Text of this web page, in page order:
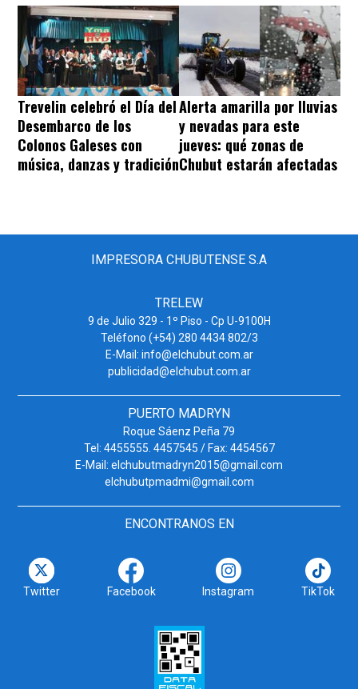
Trevelin celebró el Día del
Desembarco de los
Colonos Galeses con
música, danzas y tradición
Alerta amarilla por lluvias
y nevadas para este
jueves: qué zonas de
Chubut estarán afectadas
IMPRESORA CHUBUTENSE S.A
TRELEW
9 de Julio 329 - 1º Piso - Cp U-9100H
Teléfono (+54) 280 4434 802/3
E-Mail: info@elchubut.com.ar
publicidad@elchubut.com.ar
PUERTO MADRYN
Roque Sáenz Peña 79
Tel: 4455555. 4457545 / Fax: 4454567
E-Mail: elchubutmadryn2015@gmail.com
elchubutpmadmi@gmail.com
ENCONTRANOS EN
Twitter Facebook Instagram TikTok